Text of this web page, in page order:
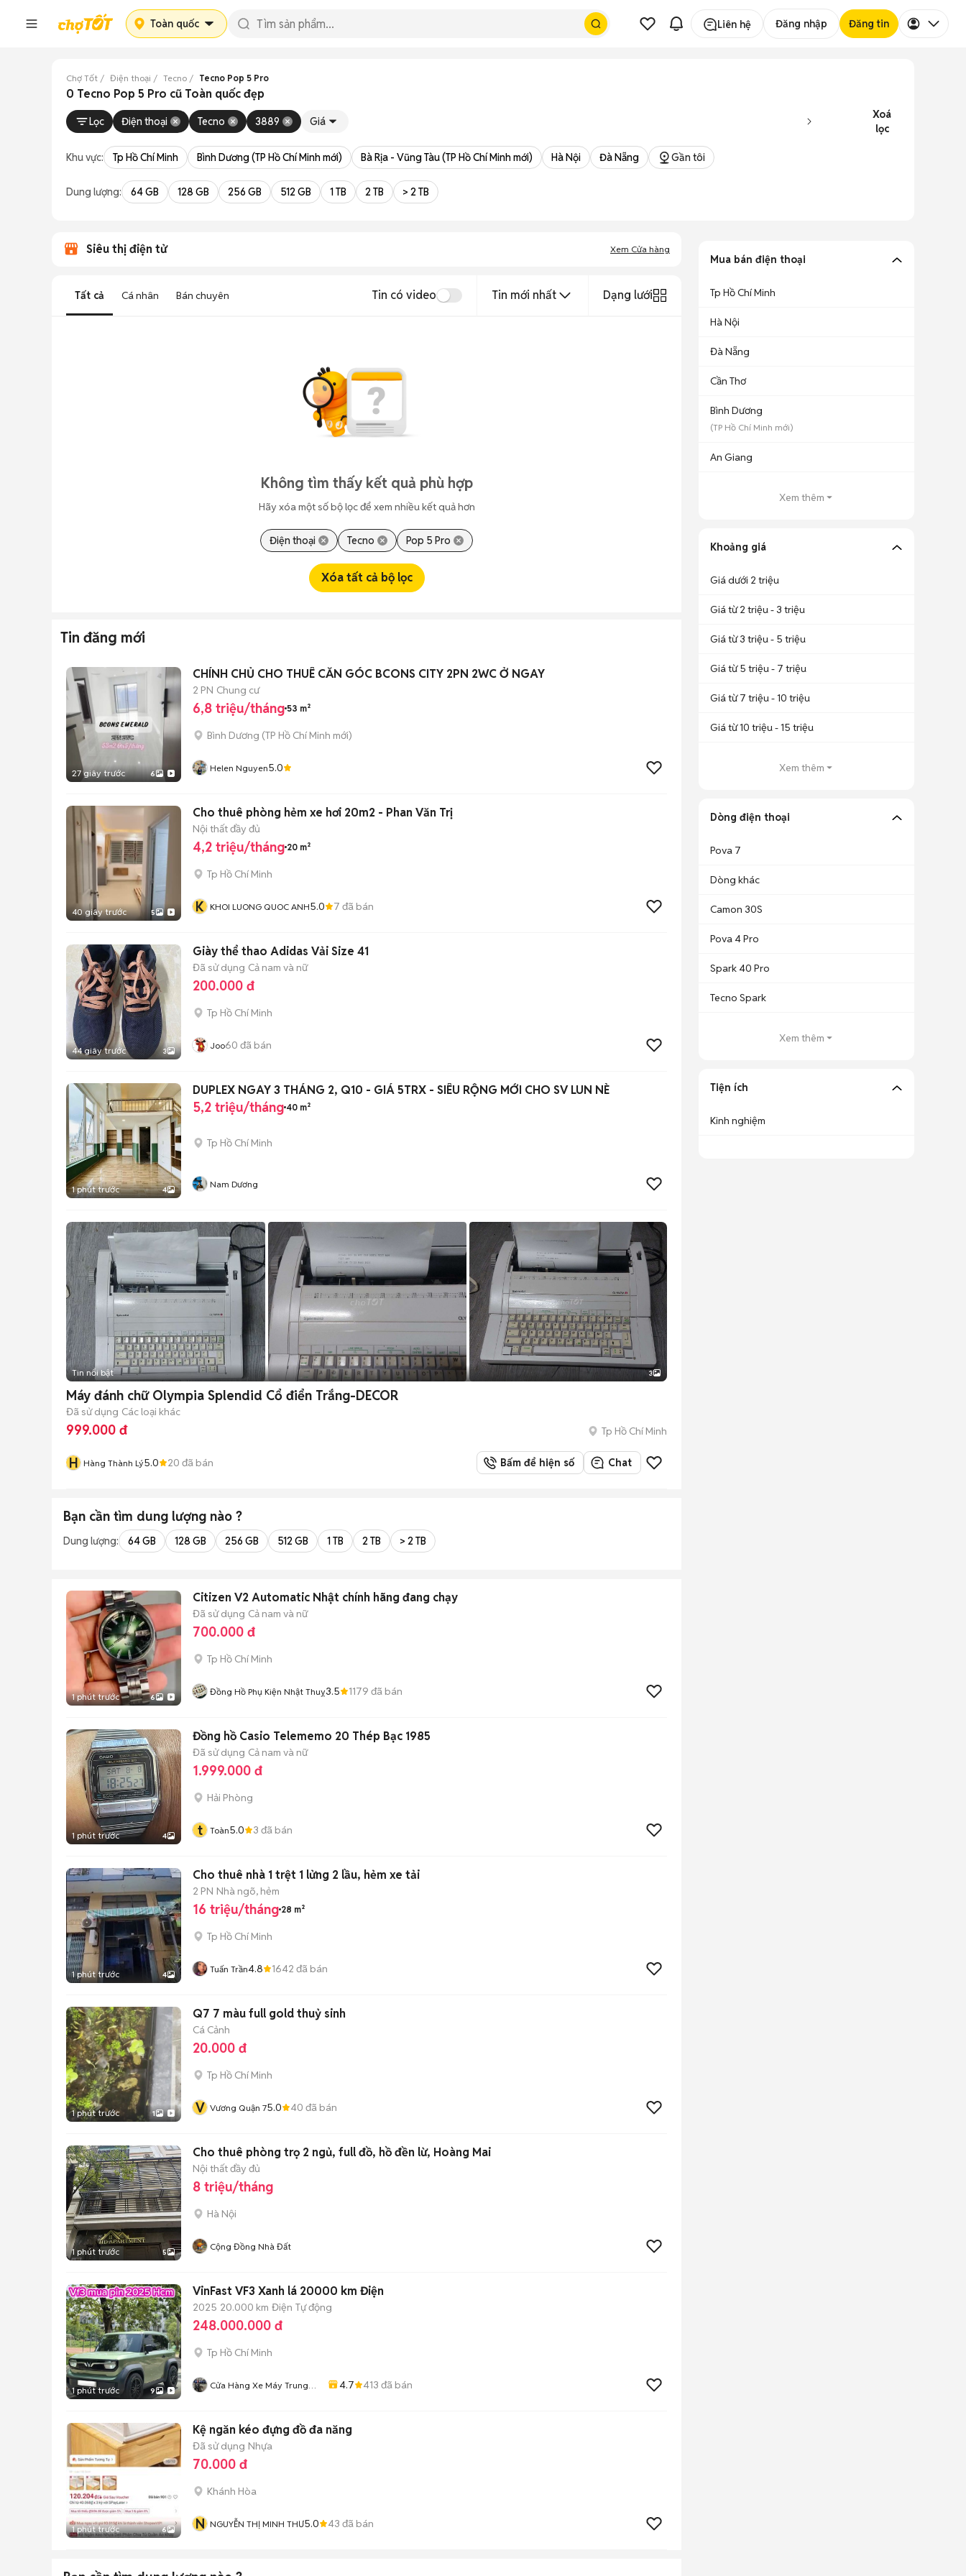
Toàn quốc Liên hệ Đăng nhập Đăng tin
Chợ Tốt Điện thoại Tecno Tecno Pop 5 Pro
0 Tecno Pop 5 Pro cũ Toàn quốc đẹp
Lọc Điện thoại Tecno 3889 Giá
Xoá
lọc
Khu vực: Tp Hồ Chí Minh Bình Dương (TP Hồ Chí Minh mới) Bà Rịa - Vũng Tàu (TP Hồ Chí Minh mới) Hà Nội Đà Nẵng Gần tôi
Dung lượng: 64 GB 128 GB 256 GB 512 GB 1 TB 2 TB > 2 TB
Siêu thị điện tử Xem Cửa hàng
Tất cả Cá nhân Bán chuyên Tin có video Tin mới nhất Dạng lưới
Không tìm thấy kết quả phù hợp
Hãy xóa một số bộ lọc để xem nhiều kết quả hơn
Điện thoại Tecno Pop 5 Pro
Xóa tất cả bộ lọc
Tin đăng mới
27 giây trước 6
CHÍNH CHỦ CHO THUÊ CĂN GÓC BCONS CITY 2PN 2WC Ở NGAY
2 PN Chung cư
6,8 triệu/tháng 53 m²
Bình Dương (TP Hồ Chí Minh mới)
Helen Nguyen5.0
40 giây trước 5
Cho thuê phòng hẻm xe hơi 20m2 - Phan Văn Trị
Nội thất đầy đủ
4,2 triệu/tháng 20 m²
Tp Hồ Chí Minh
K KHOI LUONG QUOC ANH5.0 7 đã bán
44 giây trước 3
Giày thể thao Adidas Vải Size 41
Đã sử dụng Cả nam và nữ
200.000 đ
Tp Hồ Chí Minh
Joo60 đã bán
1 phút trước 4
DUPLEX NGAY 3 THÁNG 2, Q10 - GIÁ 5TRX - SIÊU RỘNG MỚI CHO SV LUN NÈ
5,2 triệu/tháng 40 m²
Tp Hồ Chí Minh
Nam Dương
Tin nổi bật 3
Máy đánh chữ Olympia Splendid Cổ điển Trắng-DECOR
Đã sử dụng Các loại khác
999.000 đ Tp Hồ Chí Minh
H Hàng Thành Lý5.0 20 đã bán Bấm để hiện số Chat
Bạn cần tìm dung lượng nào ?
Dung lượng: 64 GB 128 GB 256 GB 512 GB 1 TB 2 TB > 2 TB
1 phút trước 6
Citizen V2 Automatic Nhật chính hãng đang chạy
Đã sử dụng Cả nam và nữ
700.000 đ
Tp Hồ Chí Minh
Đồng Hồ Phụ Kiện Nhật Thuỵ3.5 1179 đã bán
1 phút trước 4
Đồng hồ Casio Telememo 20 Thép Bạc 1985
Đã sử dụng Cả nam và nữ
1.999.000 đ
Hải Phòng
t Toàn5.0 3 đã bán
1 phút trước 4
Cho thuê nhà 1 trệt 1 lửng 2 lầu, hẻm xe tải
2 PN Nhà ngõ, hẻm
16 triệu/tháng 28 m²
Tp Hồ Chí Minh
Tuấn Trần4.8 1642 đã bán
1 phút trước 1
Q7 7 màu full gold thuỷ sinh
Cá Cảnh
20.000 đ
Tp Hồ Chí Minh
V Vương Quận 75.0 40 đã bán
1 phút trước 5
Cho thuê phòng trọ 2 ngủ, full đồ, hồ đền lừ, Hoàng Mai
Nội thất đầy đủ
8 triệu/tháng
Hà Nội
Cộng Đồng Nhà Đất
1 phút trước 9
VinFast VF3 Xanh lá 20000 km Điện
2025 20.000 km Điện Tự động
248.000.000 đ
Tp Hồ Chí Minh
Cửa Hàng Xe Máy Trung
4.7 413 đã bán
1 phút trước 6
Kệ ngăn kéo đựng đồ đa năng
Đã sử dụng Nhựa
70.000 đ
Khánh Hòa
N NGUYỄN THỊ MINH THƯ5.0 43 đã bán
Mua bán điện thoại
Tp Hồ Chí Minh
Hà Nội
Đà Nẵng
Cần Thơ
Bình Dương
(TP Hồ Chí Minh mới)
An Giang
Xem thêm
Khoảng giá
Giá dưới 2 triệu
Giá từ 2 triệu - 3 triệu
Giá từ 3 triệu - 5 triệu
Giá từ 5 triệu - 7 triệu
Giá từ 7 triệu - 10 triệu
Giá từ 10 triệu - 15 triệu
Xem thêm
Dòng điện thoại
Pova 7
Dòng khác
Camon 30S
Pova 4 Pro
Spark 40 Pro
Tecno Spark
Xem thêm
Tiện ích
Kinh nghiệm